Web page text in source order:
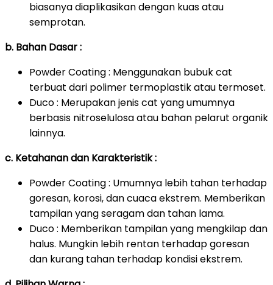
biasanya diaplikasikan dengan kuas atau
semprotan.
b. Bahan Dasar :
Powder Coating : Menggunakan bubuk cat
terbuat dari polimer termoplastik atau termoset.
Duco : Merupakan jenis cat yang umumnya
berbasis nitroselulosa atau bahan pelarut organik
lainnya.
c. Ketahanan dan Karakteristik :
Powder Coating : Umumnya lebih tahan terhadap
goresan, korosi, dan cuaca ekstrem. Memberikan
tampilan yang seragam dan tahan lama.
Duco : Memberikan tampilan yang mengkilap dan
halus. Mungkin lebih rentan terhadap goresan
dan kurang tahan terhadap kondisi ekstrem.